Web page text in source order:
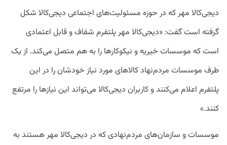
دیجی‌کالا مهر که در حوزه مسئولیت‌های اجتماعی دیجی‌کالا شکل
گرفته است گفت: «دیجی‌کالا مهر پلتفرم شفاف و قابل اعتمادی
است که موسسات خیریه و نیکوکارها را به هم متصل می‌کند. از یک
طرف موسسات مردم‌نهاد کالاهای مورد نیاز خودشان را در این
پلتفرم اعلام می‌کنند و کاربران دیجی‌کالا می‌تواند این نیازها را مرتفع
کنند.»
موسسات و سازمان‌های مردم‌نهادی که در دیجی‌کالا مهر هستند به